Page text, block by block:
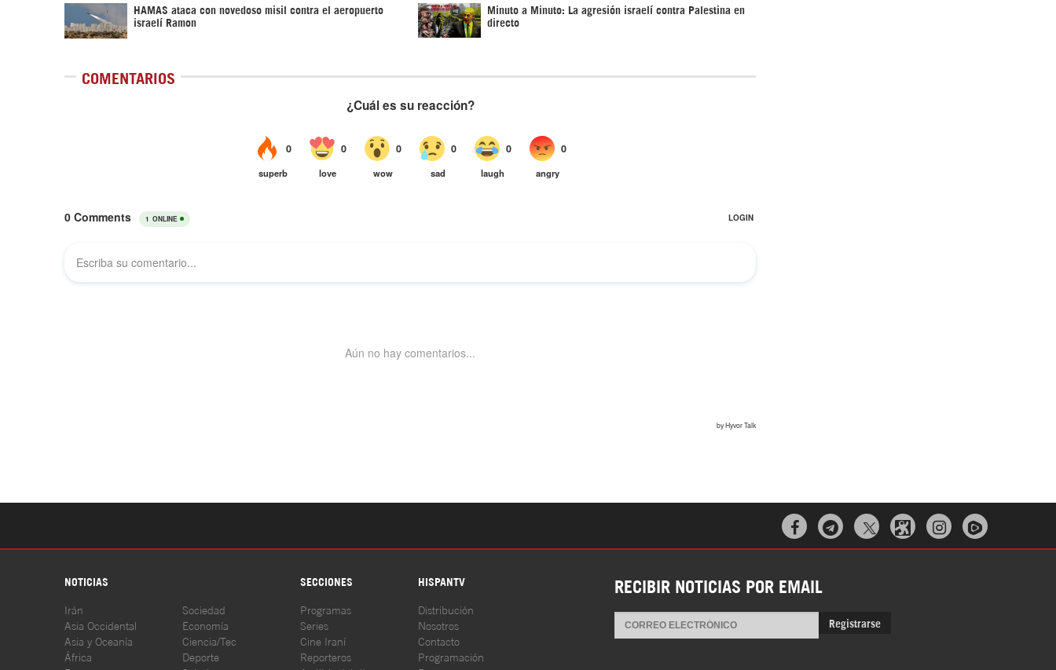
HAMAS ataca con novedoso misil contra el aeropuerto
israelí Ramon
Minuto a Minuto: La agresión israelí contra Palestina en
directo
COMENTARIOS
ataque de EEUU a su hospital infantil |
Detrás de la Razón
  
NOTICIAS SECCIONES HISPANTV
Irán
Asia Occidental
Asia y Oceanía
África
Sociedad
Economía
Ciencia/Tec
Deporte
Programas
Series
Cine Iraní
Reporteros
Distribución
Nosotros
Contacto
Programación
RECIBIR NOTICIAS POR EMAIL
Registrarse